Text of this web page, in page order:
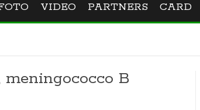
VIDEO PARTNERS CARD
B